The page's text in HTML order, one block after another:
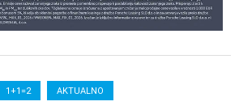
1+1=2 AKTUALNO